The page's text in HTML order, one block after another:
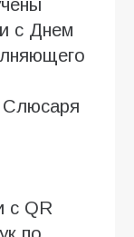
с Днем
с QR